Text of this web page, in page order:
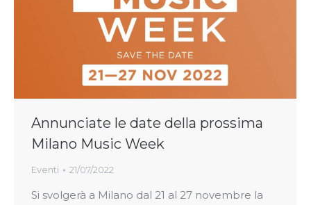
Annunciate le date della prossima
Milano Music Week
Eventi 21/07/2022
Si svolgerà a Milano dal 21 al 27 novembre la